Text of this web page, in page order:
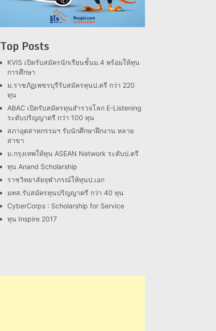
Top Posts
KVIS เปิดรับสมัครนักเรียนชั้นม.4 พร้อมให้ทุน
การศึกษา
ม.ราชภัฏเพชรบุรีรับสมัครทุนป.ตรี กว่า 220
ทุน
ABAC เปิดรับสมัครทุนสำรวจโลก E-Listening
ระดับปริญญาตรี กว่า 100 ทุน
สภาอุตสาหกรรมฯ รับนักศึกษาฝึกงาน หลาย
สาขา
ม.กรุงเทพให้ทุน ASEAN Network ระดับป.ตรี
ทุน Anand Scholarship
ราชวิทยาลัยจุฬาภรณ์ให้ทุนป.เอก
มทส.รับสมัครทุนปริญญาตรี กว่า 40 ทุน
CyberCorps : Scholarship for Service
ทุน Inspire 2017